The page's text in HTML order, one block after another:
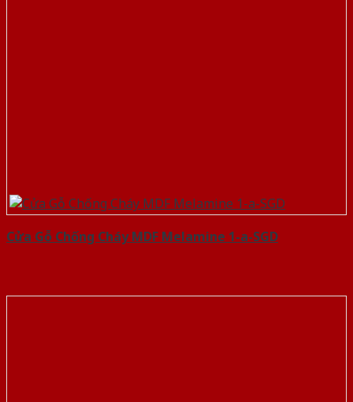
Cửa Gỗ Chống Cháy MDF Melamine 1-a-SGD